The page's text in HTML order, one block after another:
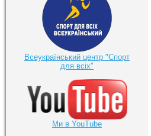
Всеукраїнський центр "Спорт
для всіх"
Ми в YouTube